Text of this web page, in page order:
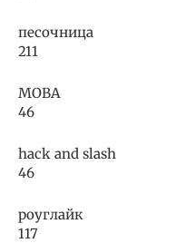
песочница
211
MOBA
46
hack and slash
46
роуглайк
117